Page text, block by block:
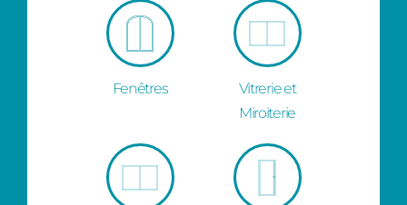
Fenêtres
Vitrerie et
Miroiterie